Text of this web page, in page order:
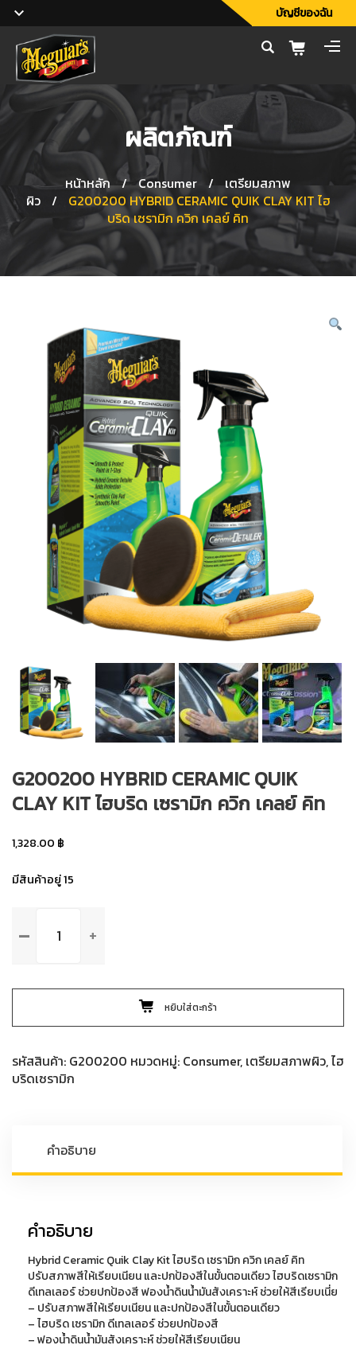
บัญชีของฉัน
ผลิตภัณฑ์
หน้าหลัก / Consumer /
เตรียมสภาพ
ผิว
/
G200200 HYBRID CERAMIC QUIK CLAY KIT ไฮ
บริด เซรามิก ควิก เคลย์ คิท
G200200 HYBRID CERAMIC QUIK
CLAY KIT ไฮบริด เซรามิก ควิก เคลย์ คิท
1,328.00 ฿
มีสินค้าอยู่ 15
G200200
QUIK
KIT
บริด
เซ
หยิบใส่ตะกร้า
รหัสสินค้า: G200200 หมวดหมู่: Consumer, เตรียมสภาพผิว,ไฮ
บริดเซรามิก
คำอธิบาย
คำอธิบาย
Hybrid Ceramic Quik Clay Kit ไฮบริด เซรามิก ควิก เคลย์ คิท
ปรับสภาพสีให้เรียบเนียน และปกป้องสีในขั้นตอนเดียว ไฮบริดเซรามิก
ดีเทลเลอร์ ช่วยปกป้องสี ฟองน้ำดินน้ำมันสังเคราะห์ ช่วยให้สีเรียบเนี่ย
– ปรับสภาพสีให้เรียบเนียน และปกป้องสีในขั้นตอนเดียว
– ไฮบริด เซรามิก ดีเทลเลอร์ ช่วยปกป้องสี
– ฟองน้ำดินน้ำมันสังเคราะห์ ช่วยให้สีเรียบเนียน